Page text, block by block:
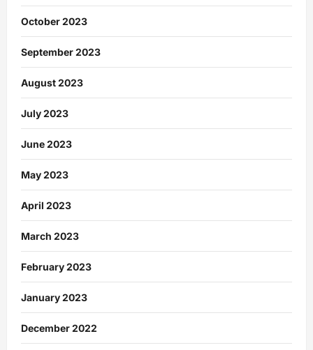
October 2023
September 2023
August 2023
July 2023
June 2023
May 2023
April 2023
March 2023
February 2023
January 2023
December 2022